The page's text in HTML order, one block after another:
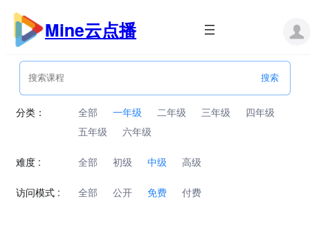
跳
内
Mine云点播
分类： 全部 一年级 二年级 三年级
四年级
五年级
六年级
难度 : 全部 初级 中级 高级
访问模式 : 全部 公开 免费 付费